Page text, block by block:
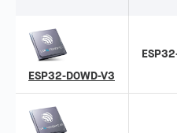
ESP32-D0WD-V3